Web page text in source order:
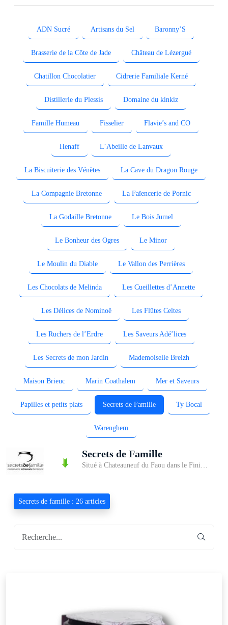
ADN Sucré Artisans du Sel Baronny’S
Brasserie de la Côte de Jade Château de Lézergué
Chatillon Chocolatier Cidrerie Familiale Kerné
Distillerie du Plessis Domaine du kinkiz
Famille Humeau Fisselier Flavie’s and CO
Henaff L’Abeille de Lanvaux
La Biscuiterie des Vénètes La Cave du Dragon Rouge
La Compagnie Bretonne La Faïencerie de Pornic
La Godaille Bretonne Le Bois Jumel
Le Bonheur des Ogres Le Minor
Le Moulin du Diable Le Vallon des Perrières
Les Chocolats de Melinda Les Cueillettes d’Annette
Les Délices de Nominoë Les Flûtes Celtes
Les Ruchers de l’Erdre Les Saveurs Adé’lices
Les Secrets de mon Jardin Mademoiselle Breizh
Maison Brieuc Marin Coathalem Mer et Saveurs
Papilles et petits plats Secrets de Famille Ty Bocal
Warenghem
Secrets de Famille
Situé à Chateauneuf du Faou dans le Finistère, Secrets de famille, fabricant-créateur de produits artisanaux locaux, confectionne des recettes innovantes, composées des meilleurs ingrédients et soumises à une conservation naturelle. Son savoir-faire reconnu propose une cuisine saine et naturelle... Vous retrouverez au travers de leurs produits, mariant tradition et créativité, un véritable attachement à une région, à un métier et à une tradition.
Secrets de famille : 26 articles